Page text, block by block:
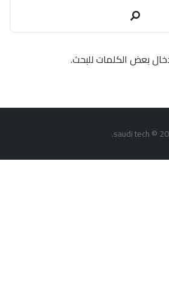
بعض الكلمات للبحث.